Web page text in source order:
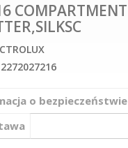
COMPARTMENT
2272027216
o bezpieczeństwie